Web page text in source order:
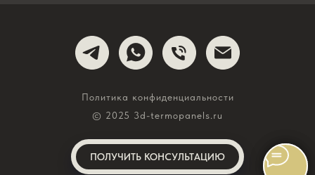
Политика конфиденциальности
© 2025 3d-termopanels.ru
ПОЛУЧИТЬ КОНСУЛЬТАЦИЮ